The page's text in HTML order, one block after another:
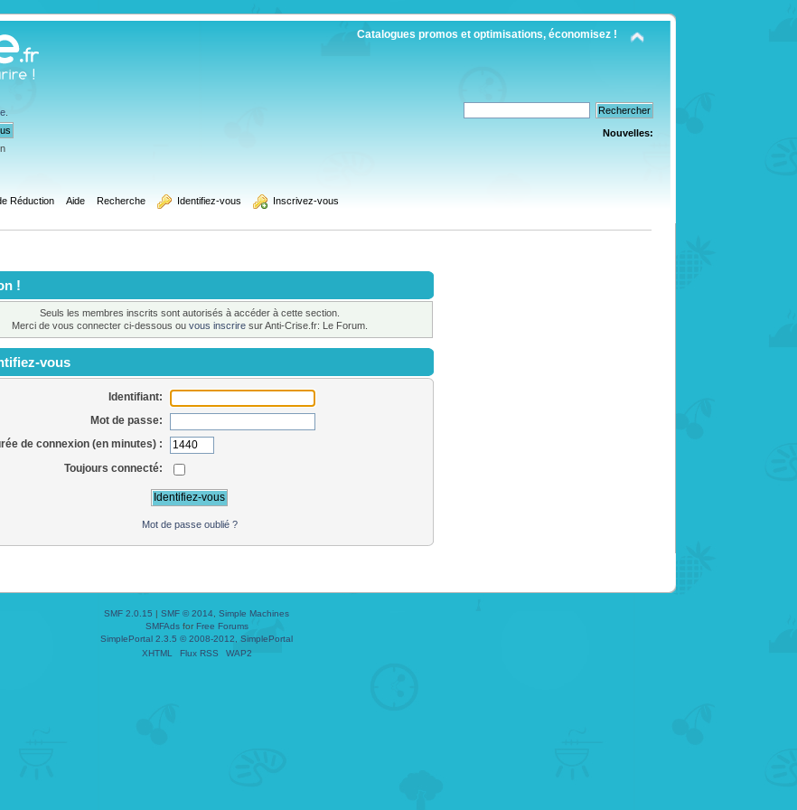
Catalogues promos et optimisations, économisez !
Nouvelles:
Réduction Aide Recherche Identifiez-vous Inscrivez-vous
!
Seuls les membres inscrits sont autorisés à accéder à cette section.
Merci de vous connecter ci-dessous ou vous inscriresur Anti-Crise.fr: Le Forum.
vous
Identifiant:
Mot de passe:
de connexion (en minutes) :
Toujours connecté:
Mot de passe oublié ?
SMF 2.0.15 | SMF © 2014
Simple Machines
SMFAdsfor Free Forums
SimplePortal 2.3.5 © 2008-2012, SimplePortal
XHTML
Flux RSS WAP2